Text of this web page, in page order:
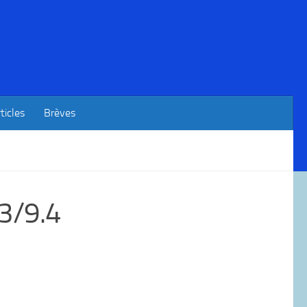
Brèves
9.4